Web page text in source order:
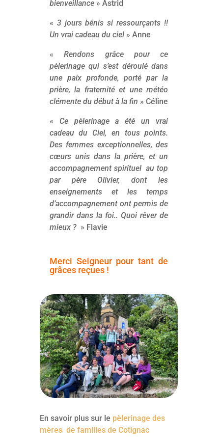
bienveillance» Astrid
« 3 jours bénis si ressourçants !!
Un vrai cadeau du ciel» Anne
«Rendons grâce pour ce
pèlerinage qui s’est déroulé dans
une paix profonde, porté par la
prière, la fraternité et une météo
clémente du début à la fin » Céline
« Ce pèlerinage a été un vrai
cadeau du Ciel, en tous points.
Des femmes exceptionnelles, des
cœurs unis dans la prière, et un
accompagnement spirituel au top
par père Olivier, dont les
enseignements et les temps
d’accompagnement ont permis de
grandir dans la foi.. Quoi rêver de
mieux ? » Flavie
Merci Seigneur pour tant de
grâces reçues !
En savoir plus sur le pèlerinage des
mères de familles de Cotignac